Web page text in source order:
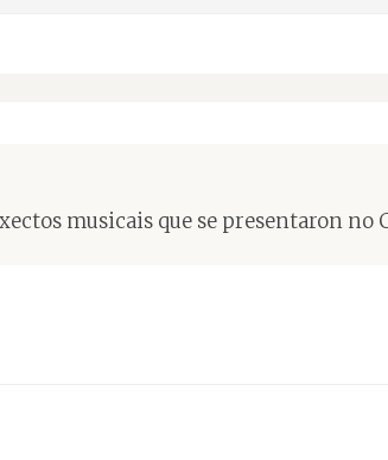
musicais que se presentaron no